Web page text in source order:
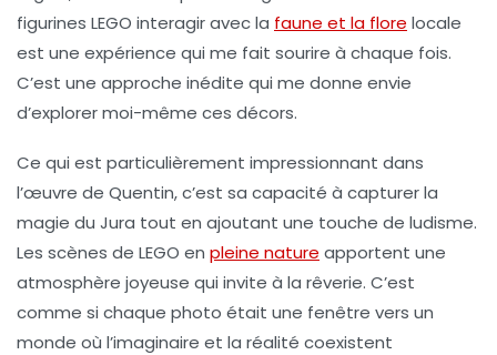
figurines LEGO interagir avec la faune et la flore locale
est une expérience qui me fait sourire à chaque fois.
C’est une approche inédite qui me donne envie
d’explorer moi-même ces décors.
Ce qui est particulièrement impressionnant dans
l’œuvre de Quentin, c’est sa capacité à capturer la
magie du Jura tout en ajoutant une touche de ludisme.
Les scènes de LEGO en pleine nature apportent une
atmosphère joyeuse qui invite à la rêverie. C’est
comme si chaque photo était une fenêtre vers un
monde où l’imaginaire et la réalité coexistent